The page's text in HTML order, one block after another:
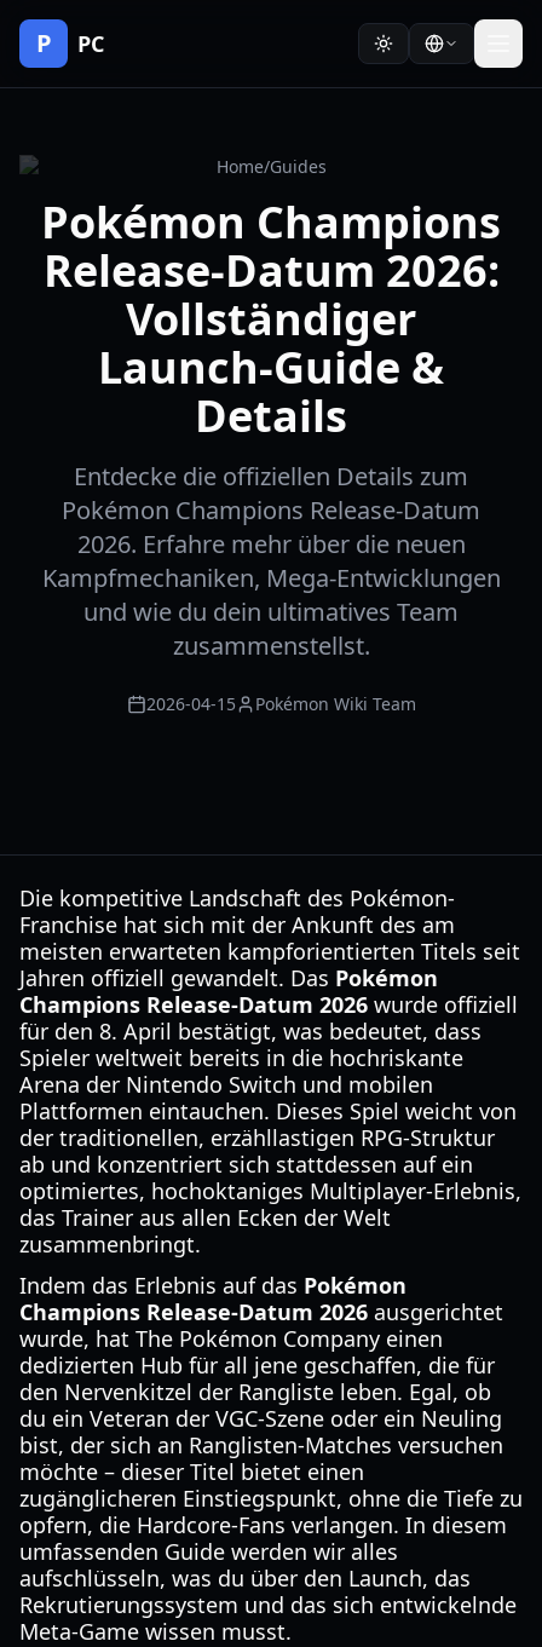
P PC
Home/Guides
Pokémon Champions
Release-Datum 2026:
Vollständiger
Launch-Guide &
Details
Entdecke die offiziellen Details zum
Pokémon Champions Release-Datum
2026. Erfahre mehr über die neuen
Kampfmechaniken, Mega-Entwicklungen
und wie du dein ultimatives Team
zusammenstellst.
2026-04-15 Pokémon Wiki Team
Die kompetitive Landschaft des Pokémon-
Franchise hat sich mit der Ankunft des am
meisten erwarteten kampforientierten Titels seit
Jahren offiziell gewandelt. Das Pokémon
Champions Release-Datum 2026 wurde offiziell
für den 8. April bestätigt, was bedeutet, dass
Spieler weltweit bereits in die hochriskante
Arena der Nintendo Switch und mobilen
Plattformen eintauchen. Dieses Spiel weicht von
der traditionellen, erzähllastigen RPG-Struktur
ab und konzentriert sich stattdessen auf ein
optimiertes, hochoktaniges Multiplayer-Erlebnis,
das Trainer aus allen Ecken der Welt
zusammenbringt.
Indem das Erlebnis auf das Pokémon
Champions Release-Datum 2026 ausgerichtet
wurde, hat The Pokémon Company einen
dedizierten Hub für all jene geschaffen, die für
den Nervenkitzel der Rangliste leben. Egal, ob
du ein Veteran der VGC-Szene oder ein Neuling
bist, der sich an Ranglisten-Matches versuchen
möchte – dieser Titel bietet einen
zugänglicheren Einstiegspunkt, ohne die Tiefe zu
opfern, die Hardcore-Fans verlangen. In diesem
umfassenden Guide werden wir alles
aufschlüsseln, was du über den Launch, das
Rekrutierungssystem und das sich entwickelnde
Meta-Game wissen musst.